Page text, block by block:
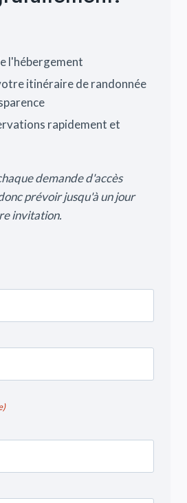
l'hébergement
itinéraire de randonnée
rapidement et
demande d'accès
prévoir jusqu'à un jour
invitation.